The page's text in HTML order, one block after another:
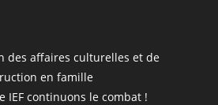
des affaires culturelles et de
en famille
IEF continuons le combat !